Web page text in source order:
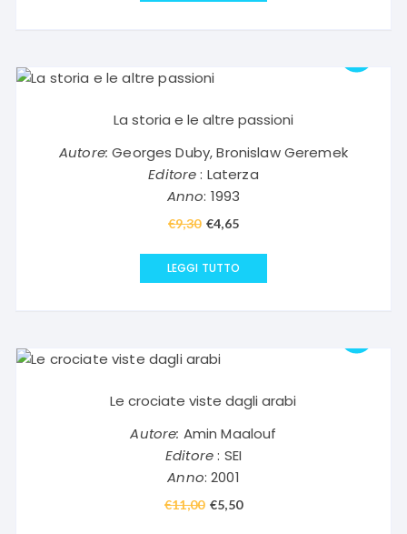
La storia e le altre passioni
Autore: Georges Duby, Bronislaw Geremek
Editore: Laterza
Anno: 1993
€9,30 Il
originale
€4,65Il
attuale
LEGGI TUTTO
Le crociate viste dagli arabi
Autore: Amin Maalouf
Editore: SEI
Anno: 2001
€11,00 Il
€5,50Il